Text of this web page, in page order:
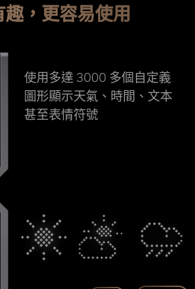
趣，更容易使用
使用多達 3000 多個自定義
圖形顯示天氣、時間、文本
甚至表情符號